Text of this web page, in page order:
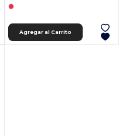
Agregar al Carrito